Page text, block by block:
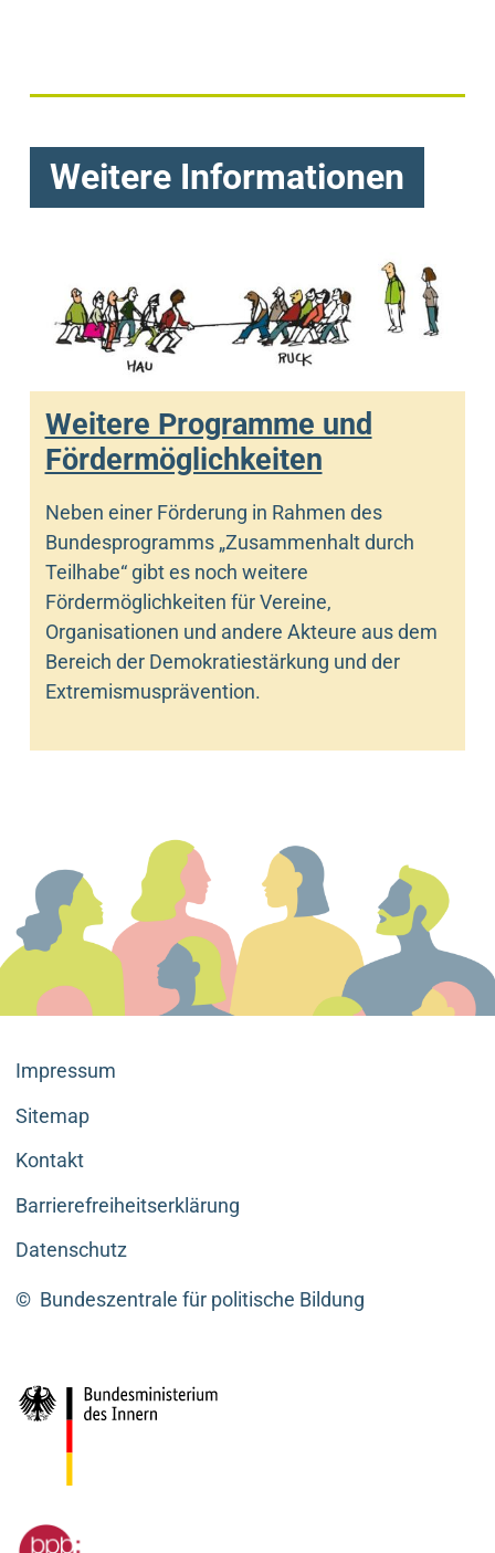
Weitere Informationen
Weitere Programme und
Fördermöglichkeiten
Neben einer Förderung in Rahmen des
Bundesprogramms „Zusammenhalt durch
Teilhabe“ gibt es noch weitere
Fördermöglichkeiten für Vereine,
Organisationen und andere Akteure aus dem
Bereich der Demokratiestärkung und der
Extremismusprävention.
Impressum
Sitemap
Kontakt
Barrierefreiheitserklärung
Datenschutz
© Bundeszentrale für politische Bildung